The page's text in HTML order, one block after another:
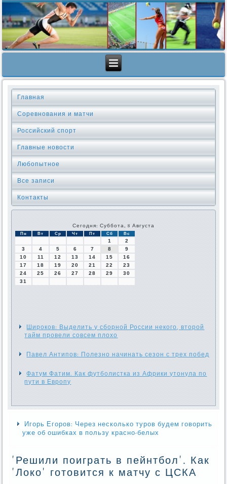
Главная
Соревнования и матчи
Российский спорт
Главные новости
Любопытное
Все записи
Контакты
Сегодня: Суббота, 8 Августа
Пн Вт Ср Чт Пт Сб Вс
1
2
3
4 5 6 7 8
9
10
11 12 13 14 15
16
17
18 19 20 21 22
23
24
25 26 27 28 29
30
31
Широков: Выделить у сборной России некого, второй
тайм провели совсем плохо
Павел Антипов: Полезно начинать сезон с трех побед
Фатум Фатим. Как футболистка из Африки утонула по
пути в Европу
Игорь Егоров: Через несколько туров будем говорить
уже об ошибках в пользу красно-белых
'Решили поиграть в пейнтбол'. Как
'Локо' готовится к матчу с ЦСКА